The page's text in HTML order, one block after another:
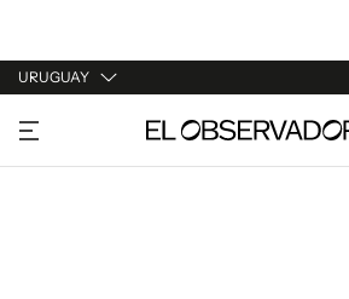
URUGUAY
URUGUAY
ARGENTINA